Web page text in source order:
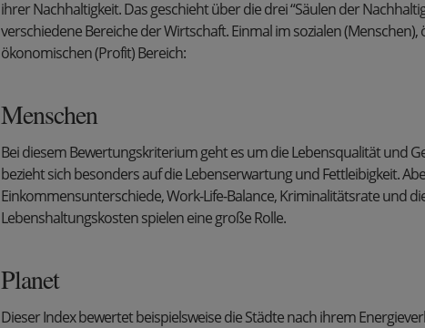
ihrer Nachhaltigkeit. Das geschieht über die drei “Säulen der
verschiedene Bereiche der Wirtschaft. Einmal im sozialen
ökonomischen (Profit) Bereich:
Menschen
Bei diesem Bewertungskriterium geht es um die Lebensqualität und
bezieht sich besonders auf die Lebenserwartung und Fettleibigkeit.
Einkommensunterschiede, Work-Life-Balance, Kriminalitätsrate und
Lebenshaltungskosten spielen eine große Rolle.
Planet
Dieser Index bewertet beispielsweise die Städte nach ihrem